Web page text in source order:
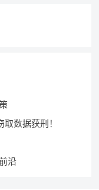
数据获刑！
沿